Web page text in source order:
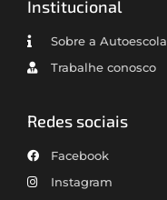
Institucional
Sobre a Autoescola
Trabalhe conosco
Redes sociais
Facebook
Instagram